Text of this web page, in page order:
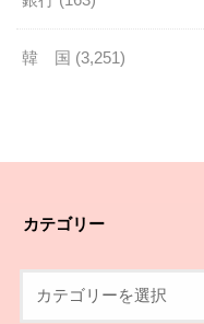
韓 国 (3,251)
カテゴリー